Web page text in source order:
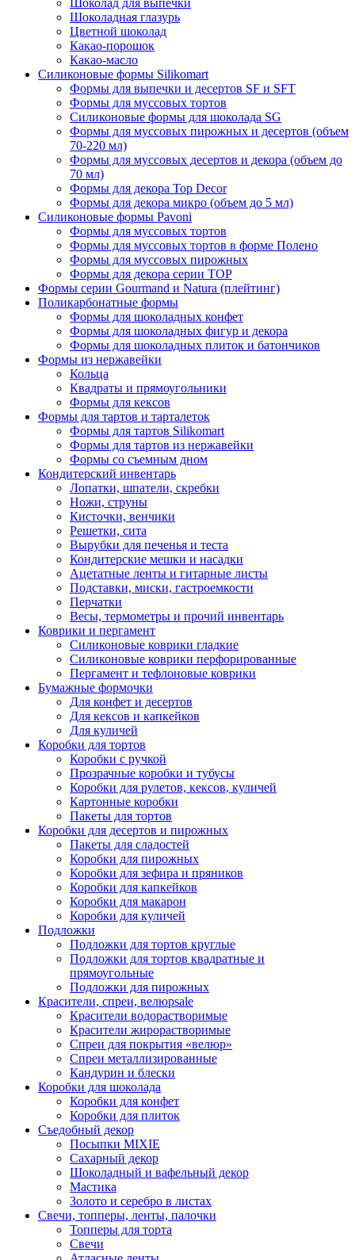
Шоколадная глазурь
Цветной шоколад
Какао-порошок
Какао-масло
Силиконовые формы Silikomart
Формы для выпечки и десертов SF и SFT
Формы для муссовых тортов
Силиконовые формы для шоколада SG
Формы для муссовых пирожных и десертов (объем
70-220 мл)
Формы для муссовых десертов и декора (объем до
70 мл)
Формы для декора Top Decor
Формы для декора микро (объем до 5 мл)
Силиконовые формы Pavoni
Формы для муссовых тортов
Формы для муссовых тортов в форме Полено
Формы для муссовых пирожных
Формы для декора серии TOP
Формы серии Gourmand и Natura (плейтинг)
Поликарбонатные формы
Формы для шоколадных конфет
Формы для шоколадных фигур и декора
Формы для шоколадных плиток и батончиков
Формы из нержавейки
Кольца
Квадраты и прямоугольники
Формы для кексов
Формы для тартов и тарталеток
Формы для тартов Silikomart
Формы для тартов из нержавейки
Формы со съемным дном
Кондитерский инвентарь
Лопатки, шпатели, скребки
Ножи, струны
Кисточки, венчики
Решетки, сита
Вырубки для печенья и теста
Кондитерские мешки и насадки
Ацетатные ленты и гитарные листы
Подставки, миски, гастроемкости
Перчатки
Весы, термометры и прочий инвентарь
Коврики и пергамент
Силиконовые коврики гладкие
Силиконовые коврики перфорированные
Пергамент и тефлоновые коврики
Бумажные формочки
Для конфет и десертов
Для кексов и капкейков
Для куличей
Коробки для тортов
Коробки с ручкой
Прозрачные коробки и тубусы
Коробки для рулетов, кексов, куличей
Картонные коробки
Пакеты для тортов
Коробки для десертов и пирожных
Пакеты для сладостей
Коробки для пирожных
Коробки для зефира и пряников
Коробки для капкейков
Коробки для макарон
Коробки для куличей
Подложки
Подложки для тортов круглые
Подложки для тортов квадратные и
прямоугольные
Подложки для пирожных
Красители, спреи, велюрsale
Красители водорастворимые
Красители жирорастворимые
Спреи для покрытия «велюр»
Спреи металлизированные
Кандурин и блески
Коробки для шоколада
Коробки для конфет
Коробки для плиток
Съедобный декор
Посыпки MIXIE
Сахарный декор
Шоколадный и вафельный декор
Мастика
Золото и серебро в листах
Свечи, топперы, ленты, палочки
Топперы для торта
Свечи